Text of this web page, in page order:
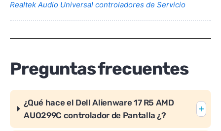
Realtek Audio Universal controladores de Servicio
Preguntas frecuentes
¿Qué hace el Dell Alienware 17 R5 AMD
AUO299C controlador de Pantalla ¿?